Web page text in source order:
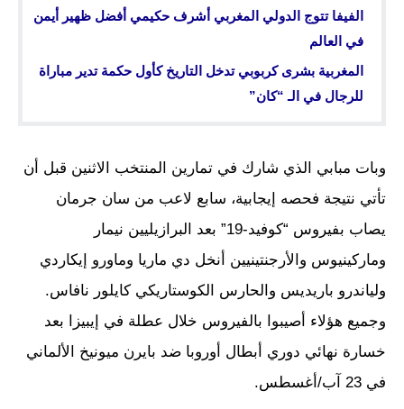
الفيفا تتوج الدولي المغربي أشرف حكيمي أفضل ظهير أيمن
في العالم
المغربية بشرى كربوبي تدخل التاريخ كأول حكمة تدير مباراة
للرجال في الـ “كان”
وبات مبابي الذي شارك في تمارين المنتخب الاثنين قبل أن
تأتي نتيجة فحصه إيجابية، سابع لاعب من سان جرمان
يصاب بفيروس “كوفيد-19” بعد البرازيليين نيمار
وماركينيوس والأرجنتينيين أنخل دي ماريا وماورو إيكاردي
ولياندرو باريديس والحارس الكوستاريكي كايلور نافاس.
وجميع هؤلاء أصيبوا بالفيروس خلال عطلة في إيبيزا بعد
خسارة نهائي دوري أبطال أوروبا ضد بايرن ميونيخ الألماني
في 23 آب/أغسطس.